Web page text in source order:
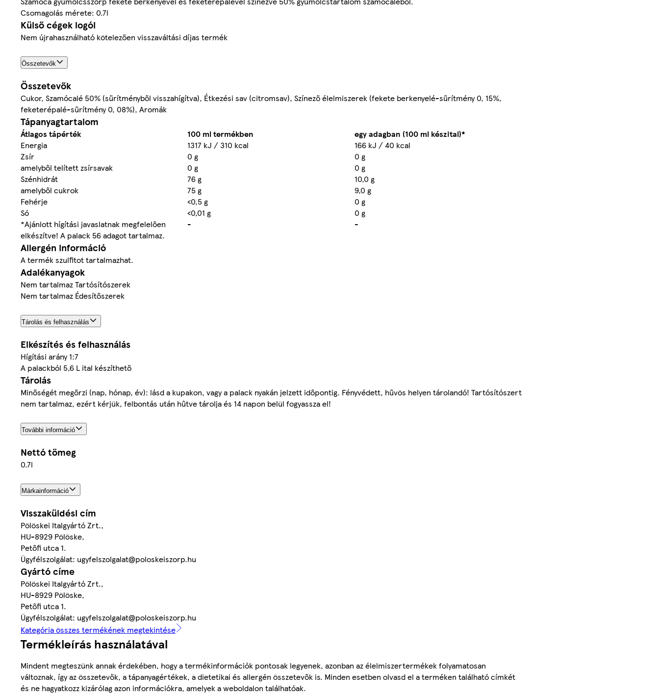
Csomagolás mérete: 0.7l
Külső cégek logói
Nem újrahasználható kötelezően visszaváltási díjas termék
Összetevők
Összetevők
Cukor, Szamócalé 50% (sűrítményből visszahígítva), Étkezési sav (citromsav), Színező élelmiszerek (fekete berkenyelé-sűrítmény 0, 15%,
feketerépalé-sűrítmény 0, 08%), Aromák
Tápanyagtartalom
Átlagos tápérték 100 ml termékben
egy adagban (100 ml készital)*
Energia
1317 kJ / 310 kcal
166 kJ / 40 kcal
Zsír
0 g
0 g
amelyből telített zsírsavak
0 g
0 g
Szénhidrát
76 g
10,0 g
amelyből cukrok
75 g
9,0 g
Fehérje
<0,5 g
0 g
Só
<0,01 g
0 g
*Ajánlott hígítási javaslatnak megfelelően
elkészítve! A palack 56 adagot tartalmaz.
- -
Allergén információ
A termék szulfitot tartalmazhat.
Adalékanyagok
Nem tartalmaz Tartósítószerek
Nem tartalmaz Édesítőszerek
Tárolás és felhasználás
Elkészítés és felhasználás
Hígítási arány 1:7
A palackból 5,6 L ital készíthető
Tárolás
Minőségét megőrzi (nap, hónap, év): lásd a kupakon, vagy a palack nyakán jelzett időpontig. Fényvédett, hűvös helyen tárolandó! Tartósítószert
nem tartalmaz, ezért kérjük, felbontás után hűtve tárolja és 14 napon belül fogyassza el!
További információ
Nettó tömeg
0.7l
Márkainformáció
Visszaküldési cím
Pölöskei Italgyártó Zrt.,
HU-8929 Pölöske,
Petőfi utca 1.
Ügyfélszolgálat: ugyfelszolgalat@poloskeiszorp.hu
Gyártó címe
Pölöskei Italgyártó Zrt.,
HU-8929 Pölöske,
Petőfi utca 1.
Ügyfélszolgálat: ugyfelszolgalat@poloskeiszorp.hu
Kategória összes termékének megtekintése
Termékleírás használatával
Mindent megteszünk annak érdekében, hogy a termékinformációk pontosak legyenek, azonban az élelmiszertermékek folyamatosan
változnak, így az összetevők, a tápanyagértékek, a dietetikai és allergén összetevők is. Minden esetben olvasd el a terméken található címkét
és ne hagyatkozz kizárólag azon információkra, amelyek a weboldalon találhatóak.